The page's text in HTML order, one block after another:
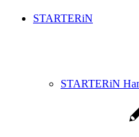
STARTERiN
STARTERiN